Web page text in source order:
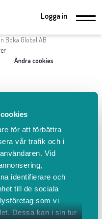
för att förbättra
vår trafik och i
Vid
identifierare och
till de sociala
som vi
Dessa kan i sin tur
Logga in
Boka Global AB
Ändra cookies